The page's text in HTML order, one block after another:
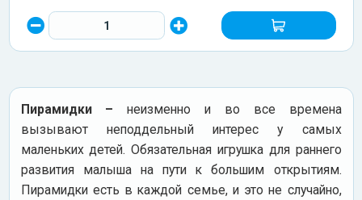
Пирамидки –неизменно и во все времена
вызывают неподдельный интерес у самых
маленьких детей. Обязательная игрушка для раннего
развития малыша на пути к большим открытиям.
Пирамидки есть в каждой семье, и это не случайно,